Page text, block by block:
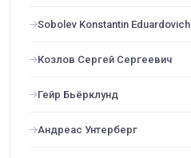
Sobolev Konstantin Eduardovich
Козлов Сергей Сергеевич
Гейр Бьёрклунд
Андреас Унтерберг